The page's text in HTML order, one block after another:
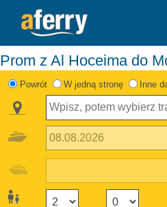
Prom z Al Hoceima do
Powrót W jedną stronę Inne